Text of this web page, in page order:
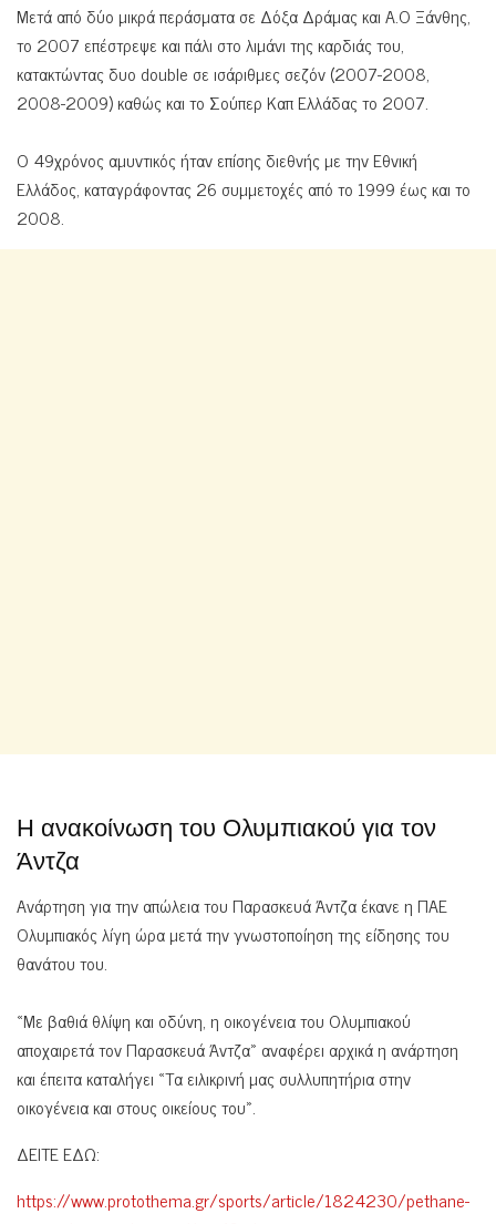
Μετά από δύο μικρά περάσματα σε Δόξα Δράμας και Α.Ο Ξάνθης,
το 2007 επέστρεψε και πάλι στο λιμάνι της καρδιάς του,
κατακτώντας δυο double σε ισάριθμες σεζόν (2007-2008,
2008-2009) καθώς και το Σούπερ Καπ Ελλάδας το 2007.
Ο 49χρόνος αμυντικός ήταν επίσης διεθνής με την Εθνική
Ελλάδος, καταγράφοντας 26 συμμετοχές από το 1999 έως και το
2008.
Η ανακοίνωση του Ολυμπιακού για τον
Άντζα
Ανάρτηση για την απώλεια του Παρασκευά Άντζα έκανε η ΠΑΕ
Ολυμπιακός λίγη ώρα μετά την γνωστοποίηση της είδησης του
θανάτου του.
«Με βαθιά θλίψη και οδύνη, η οικογένεια του Ολυμπιακού
αποχαιρετά τον Παρασκευά Άντζα» αναφέρει αρχικά η ανάρτηση
και έπειτα καταλήγει «Τα ειλικρινή μας συλλυπητήρια στην
οικογένεια και στους οικείους του».
ΔΕΙΤΕ ΕΔΩ:
https://www.protothema.gr/sports/article/1824230/pethane-